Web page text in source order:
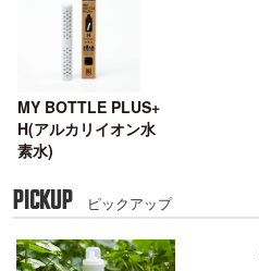
MY BOTTLE PLUS+
H(アルカリイオン水
素水)
PICKUP ピックアップ